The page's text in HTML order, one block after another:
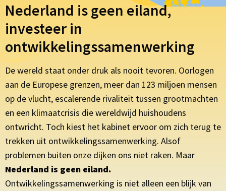
Nederland is geen eiland,
investeer in
ontwikkelingssamenwerking
De wereld staat onder druk als nooit tevoren. Oorlogen
aan de Europese grenzen, meer dan 123 miljoen mensen
op de vlucht, escalerende rivaliteit tussen grootmachten
en een klimaatcrisis die wereldwijd huishoudens
ontwricht. Toch kiest het kabinet ervoor om zich terug te
trekken uit ontwikkelingssamenwerking. Alsof
problemen buiten onze dijken ons niet raken. Maar
Nederland is geen eiland.
Ontwikkelingssamenwerking is niet alleen een blijk van